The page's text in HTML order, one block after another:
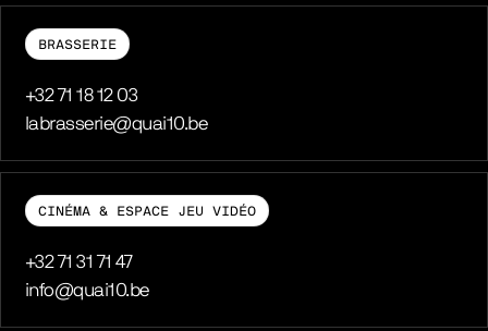
BRASSERIE
Téléphone
+32 71 18 12 03
E-mail
labrasserie@quai10.be
CINÉMA & ESPACE JEU VIDÉO
Téléphone
+32 71 31 71 47
E-mail
info@quai10.be